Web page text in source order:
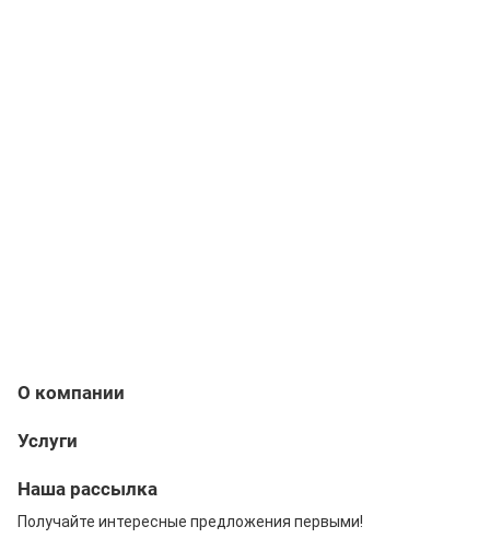
О компании
Услуги
Наша рассылка
Получайте интересные предложения первыми!